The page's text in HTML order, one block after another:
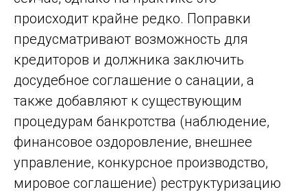
происходит крайне редко. Поправки
предусматривают возможность для
кредиторов и должника заключить
досудебное соглашение о санации, а
также добавляют к существующим
процедурам банкротства (наблюдение,
финансовое оздоровление, внешнее
управление, конкурсное производство,
мировое соглашение) реструктуризацию